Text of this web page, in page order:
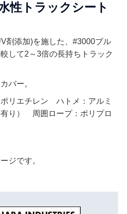
性トラックシート
剤添加)を施した、#3000ブル
して2～3倍の長持ちトラック
バー。
リエチレン ハトメ：アルミ
り） 周囲ロープ：ポリプロ
ジです。